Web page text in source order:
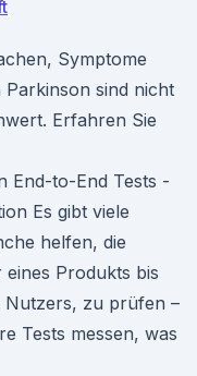
Symptome
sind nicht
Erfahren Sie
End-to-End Tests -
Es gibt viele
helfen, die
Produkts bis
Nutzers, zu prüfen –
Tests messen, was